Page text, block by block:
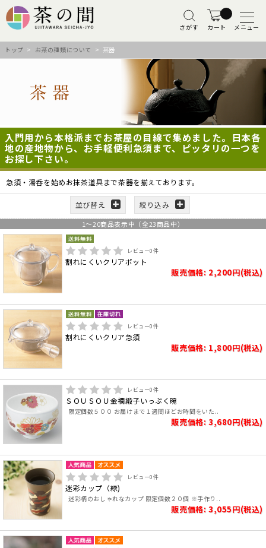
さがす カート メニュー
トップ > お茶の種類について > 茶器
入門用から本格派までお茶屋の目線で集めました。日本各
地の産地物から、お手軽便利急須まで、ピッタリの一つを
お探し下さい。
急須・湯呑を始めお抹茶道具まで茶器を揃えております。
並び替え 絞り込み
1～20商品表示中（全23商品中）
レビュー0件
割れにくいクリアポット
販売価格: 2,200円(税込)
レビュー0件
割れにくいクリア急須
販売価格: 1,800円(税込)
レビュー0件
ＳＯＵＳＯＵ金襴緞子いっぷく碗
限定個数５００ お届けまで１週間ほどお時間をいた..
販売価格: 3,680円(税込)
レビュー0件
迷彩カップ（緑)
迷彩柄のおしゃれなカップ 限定個数２０個 ※手作り..
販売価格: 3,055円(税込)